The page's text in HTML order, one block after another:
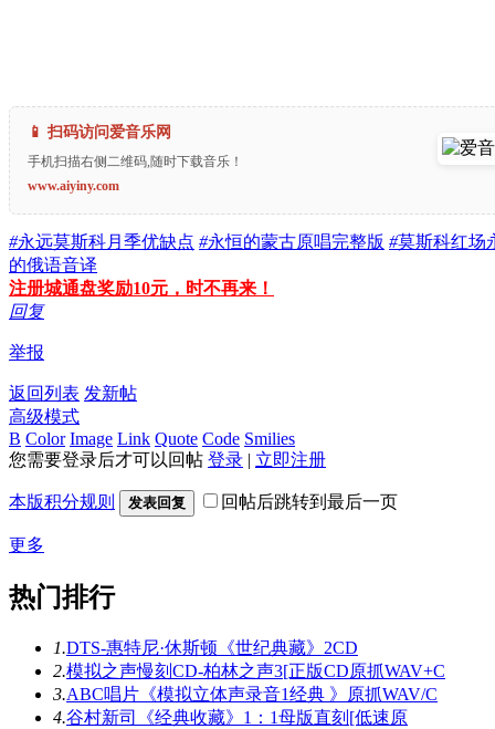
📱 扫码访问爱音乐网
手机扫描右侧二维码,随时下载音乐！
www.aiyiny.com
#永远莫斯科月季优缺点 #永恒的蒙古原唱完整版 #莫斯科红场
的俄语音译
注册城通盘奖励10元，时不再来！
回复
举报
返回列表 发新帖
高级模式
B Color Image Link Quote Code Smilies
您需要登录后才可以回帖 登录 | 立即注册
本版积分规则 发表回复 回帖后跳转到最后一页
更多
热门排行
1.DTS-惠特尼·休斯顿《世纪典藏》2CD
2.模拟之声慢刻CD-柏林之声3[正版CD原抓WAV+C
3.ABC唱片《模拟立体声录音1经典 》原抓WAV/C
4.谷村新司《经典收藏》1：1母版直刻[低速原